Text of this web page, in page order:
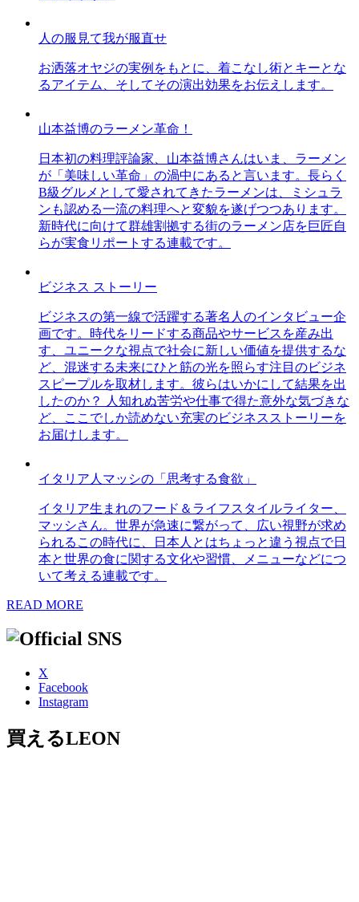
人の服見て我が服直せ
お洒落オヤジの実例をもとに、着こなし術とキーとな
るアイテム、そしてその演出効果をお伝えします。
山本益博のラーメン革命！
日本初の料理評論家、山本益博さんはいま、ラーメン
が「美味しい革命」の渦中にあると言います。長らく
B級グルメとして愛されてきたラーメンは、ミシュラ
ンも認める一流の料理へと変貌を遂げつつあります。
新時代に向けて群雄割拠する街のラーメン店を巨匠自
らが実食リポートする連載です。
ビジネス ストーリー
ビジネスの第一線で活躍する著名人のインタビュー企
画です。時代をリードする商品やサービスを産み出
す、ユニークな視点で社会に新しい価値を提供するな
ど、混迷する未来にひと筋の光を照らす注目のビジネ
スピープルを取材します。彼らはいかにして結果を出
したのか？ 人知れぬ苦労や仕事で得た意外な気づきな
ど、ここでしか読めない充実のビジネスストーリーを
お届けします。
イタリア人マッシの「思考する食欲」
イタリア生まれのフード＆ライフスタイルライター、
マッシさん。世界が急速に繋がって、広い視野が求め
られるこの時代に、日本人とはちょっと違う視点で日
本と世界の食に関する文化や習慣、メニューなどにつ
いて考える連載です。
READ MORE
X
Facebook
Instagram
買えるLEON